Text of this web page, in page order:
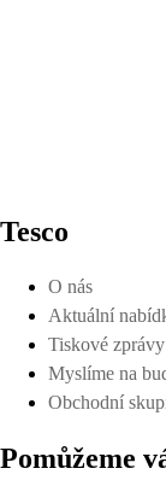
Tesco
O nás
Aktuální
Tiskové zprávy
Myslíme na
Obchodní
Pomůžeme